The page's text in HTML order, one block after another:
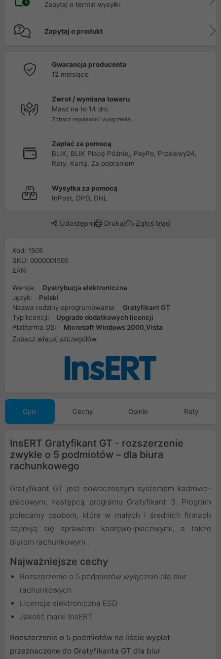
Zapytaj o termin wysyłki
Zapytaj o produkt
Gwarancja producenta
12 miesiące
Zwrot / wymiana towaru
Masz na to 14 dni.
Zobacz regulamin i wyłączenia...
Zapłać za pomocą
BLIK, BLIK Płacę Później, PayPo, Przelewy24,
Raty, Kartą, Za pobraniem
Wysyłka za pomocą
InPost, DPD, DHL
Udostępnij Drukuj Zgłoś błąd
Kod: 1505
SKU: 0000001505
EAN:
Wersja:
Dystrybucja elektroniczna
Język:
Polski
Nazwa rodziny oprogramowania:
Gratyfikant GT
Typ licencji:
Upgrade dodatkowych licencji
Platforma OS:
Microsoft Windows 2000,Vista
Zobacz więcej szczegółów
Opis Cechy Opinie Raty
InsERT Gratyfikant GT - rozszerzenie
zwykłe o 5 podmiotów – dla biura
rachunkowego
Gratyfikant GT jest nowoczesnym systemem kadrowo-
płacowym, następcą programu Gratyfikant 3. Program
polecamy osobom, które w małych i średnich firmach
zajmują się sprawami kadrowo-płacowymi, a także
biurom rachunkowym .
Najważniejsze cechy
Rozszerzenie o 5 podmiotów wyłącznie dla biur
rachunkowych
Licencja elektroniczna ESD
Jakość marki InsERT
Rozszerzenie o 5 podmiotów na liście wypłat
przeznaczone do Gratyfikanta GT dla biur